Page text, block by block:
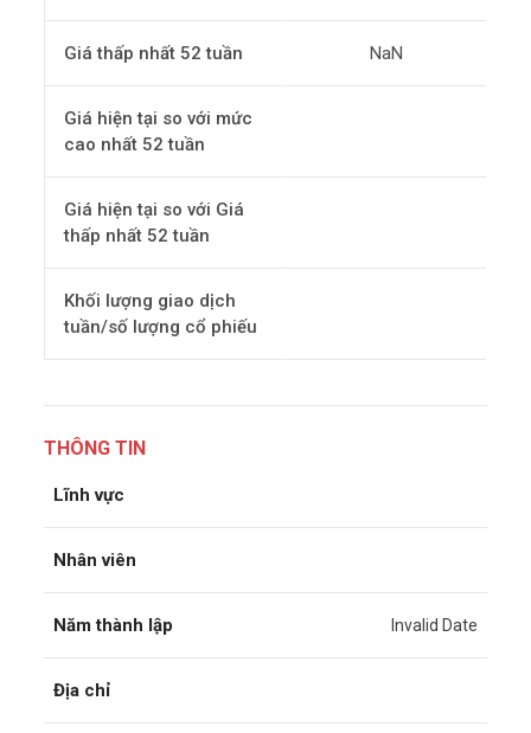
Giá thấp nhất 52 tuần NaN
Giá hiện tại so với mức
cao nhất 52 tuần
Giá hiện tại so với Giá
thấp nhất 52 tuần
Khối lượng giao dịch
tuần/số lượng cổ phiếu
THÔNG TIN
Lĩnh vực
Nhân viên
Năm thành lập Invalid Date
Địa chỉ